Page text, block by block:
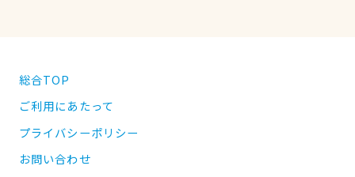
総合TOP
ご利用にあたって
プライバシーポリシー
お問い合わせ